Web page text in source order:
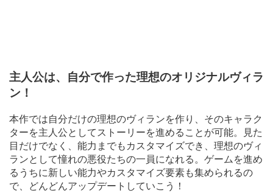
主人公は、自分で作った理想のオリジナルヴィラ
ン！
本作では自分だけの理想のヴィランを作り、そのキャラク
ターを主人公としてストーリーを進めることが可能。見た
目だけでなく、能力までもカスタマイズでき、理想のヴィ
ランとして憧れの悪役たちの一員になれる。ゲームを進め
るうちに新しい能力やカスタマイズ要素も集められるの
で、どんどんアップデートしていこう！